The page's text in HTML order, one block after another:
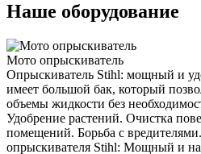
Наше оборудование
Мото опрыскиватель
Опрыскиватель Stihl: мощный и
имеет большой бак, который
объемы жидкости без
Удобрение растений. Очистка
помещений. Борьба с
опрыскивателя Stihl: Мощный и